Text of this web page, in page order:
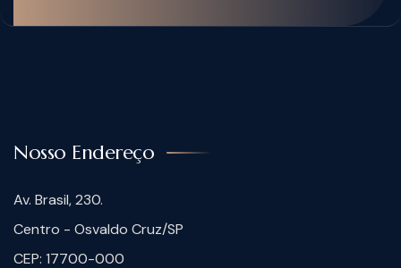
Nosso Endereço
Av. Brasil, 230.
Centro - Osvaldo Cruz/SP
CEP: 17700-000